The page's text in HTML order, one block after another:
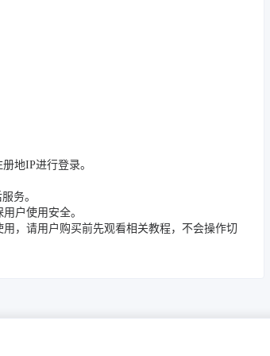
地IP进行登录。
务。
户使用安全。
，请用户购买前先观看相关教程，不会操作切